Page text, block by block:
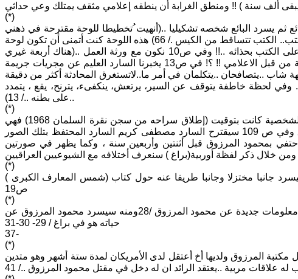
(*)
ثم يسرد البائع شخصه تشكيليا ..(أنهيت ُتخطيطا للوحة مقترحة في ذهني
..عجوز يصعد سلماً رفيعا إلى الغيوم يحمل على ظهره كيساً كبيراً محشواً بالكتب.. الكتب تتساقط من الكيس ./ 66) هذه اللوحة كنت أتمنى أن تكون لوحة
غلاف الرواية وليس صورة بورخيس الجالس فوق الكتب ويضع وهو يدوس على الكتب بحذائه ..!! وفي ص10 نكون مع ورثة العمل ..(هناك أربعة غيري
سيوفرون المعلومات المفيدة لكتابك..).. في ص12 نكون مع الرواية المشتغلة من قبل الاعلامي !! ؟! في ص13 يخبرنا السارد العليم عن مجريات جريمة
شاب ..يتصافحان ..يتكلمان في أمر ما..لاتستغرق المحادثة أكثر من دقيقة
خاطفة يتوقف عن السير، يرتعش، ينكفىء، يترنح، يقع ، يتمدد
على بطنه ../ 13)..
(*)
ينتقل النص إلى سرد الفوتوغراف بذاكرته التاريخية / 15- 16 فهذه الصورة الشخصية كانت بتوقيت (إطلاق سراحه من سجن نقرة السلمان 1968) فهي
تفيد في إجتراح جهة جديدة للسرد ولنطلق عليها : الهوية السياسية للمرزوق وفي ص 109 سيقترح السارد مصطفى كريم السارد المحتفظ بتلك الصور
بمحمود المرزوق قبل أثنتين وأربعين سنة ، وكما يظهر في صورتين
(*)
جانبا مختزلا وجانبا طريفا عنه حول كتاب (شمس المعارف الكبرى )
ص19
(*)
في المرقمة(1) من الفصل الثاني سيضيف لنا سارد آخر هو فراس سليمان ،معلومات جديدة عن محمود المرزوق /28ومنه سيسرد محمود المرزوق عن
حياته هو في براغ / 29- 30-31
37-
(*)
المرزوق ولديها أخ أعتقل لدى الأمريكان لمدة ستة أشهر وهو متدين
علاقات مربية ..يعتقد الرائد ان له دخل في مقتل محمود المرزوق ../ 41